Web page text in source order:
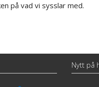
på vad vi sysslar med.
Nytt på